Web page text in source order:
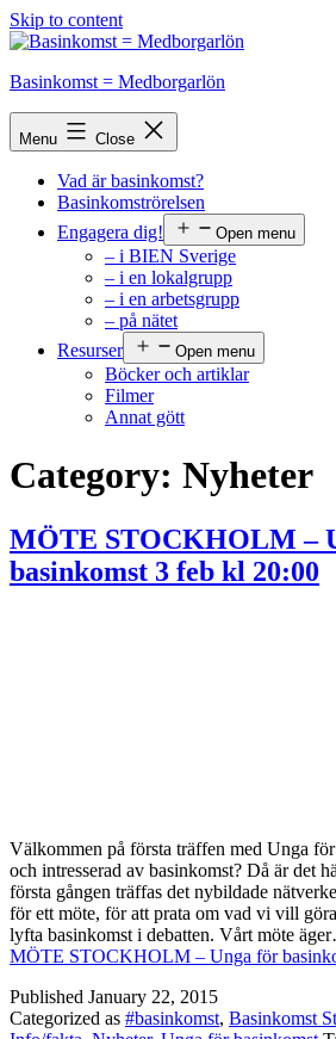
Skip to content
Basinkomst = Medborgarlön
Menu Close
Vad är basinkomst?
Basinkomströrelsen
Engagera dig!
Open menu
– i BIEN Sverige
– i en lokalgrupp
– i en arbetsgrupp
– på nätet
Resurser
Open menu
Böcker och artiklar
Filmer
Annat gött
Category: Nyheter
MÖTE STOCKHOLM –
basinkomst 3 feb kl 20:00
Välkommen på första träffen med Unga
och intresserad av basinkomst? Då är det
första gången träffas det nybildade
för ett möte, för att prata om vad vi vill
lyfta basinkomst i debatten. Vårt möte
MÖTE STOCKHOLM – Unga för
Published January 22, 2015
Categorized as #basinkomst, Basinkomst